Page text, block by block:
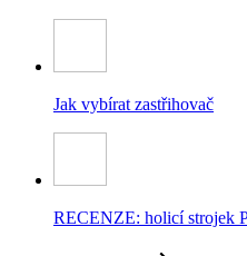
Jak vybírat zastřihovač
RECENZE: holicí strojek